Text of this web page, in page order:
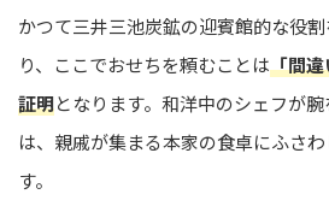
かつて三井三池炭鉱の迎賓館的な役
り、ここでおせちを頼むことは「間
証明となります。和洋中のシェフが
は、親戚が集まる本家の食卓にふさ
す。